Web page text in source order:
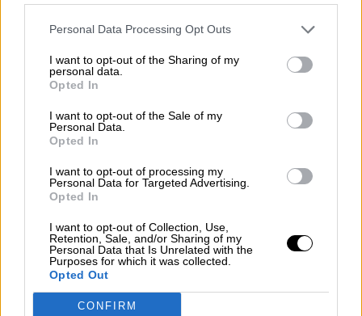
Personal Data Processing Opt Outs
I want to opt-out of the Sharing of my
personal data.
Opted In
I want to opt-out of the Sale of my
Personal Data.
Opted In
I want to opt-out of processing my
Personal Data for Targeted Advertising.
Opted In
I want to opt-out of Collection, Use,
Retention, Sale, and/or Sharing of my
Personal Data that Is Unrelated with the
Purposes for which it was collected.
Opted Out
CONFIRM
OPINIONES DIVERSAS
¿La ciudadanía de Occidente
es consciente del riesgo de
Geopolítica de Crisis
Suelta y confía
Por María Comesaña
Votantes y votados
Por Juan Manuel Beltrán